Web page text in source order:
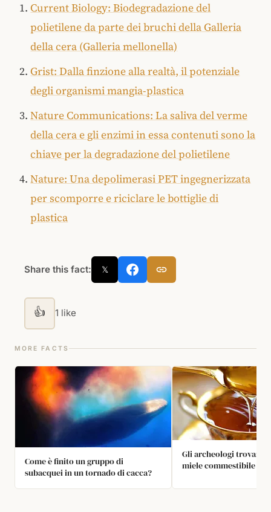
Current Biology: Biodegradazione del
polietilene da parte dei bruchi della Galleria
della cera (Galleria mellonella)
Grist: Dalla finzione alla realtà, il potenziale
degli organismi mangia-plastica
Nature Communications: La saliva del verme
della cera e gli enzimi in essa contenuti sono la
chiave per la degradazione del polietilene
Nature: Una depolimerasi PET ingegnerizzata
per scomporre e riciclare le bottiglie di
plastica
Share this fact: 𝕏
👍 1 like
MORE FACTS
Come è finito un gruppo di
subacquei in un tornado di cacca?
Gli archeologi trovano
miele commestibile
deteriora mai, grazie